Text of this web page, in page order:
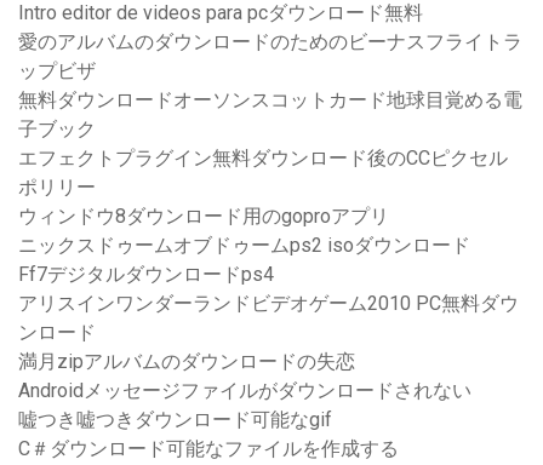
Intro editor de videos para pcダウンロード無料
愛のアルバムのダウンロードのためのビーナスフライトラ
ップビザ
無料ダウンロードオーソンスコットカード地球目覚める電
子ブック
エフェクトプラグイン無料ダウンロード後のCCピクセル
ポリリー
ウィンドウ8ダウンロード用のgoproアプリ
ニックスドゥームオブドゥームps2 isoダウンロード
Ff7デジタルダウンロードps4
アリスインワンダーランドビデオゲーム2010 PC無料ダウ
ンロード
満月zipアルバムのダウンロードの失恋
Androidメッセージファイルがダウンロードされない
嘘つき嘘つきダウンロード可能なgif
C＃ダウンロード可能なファイルを作成する